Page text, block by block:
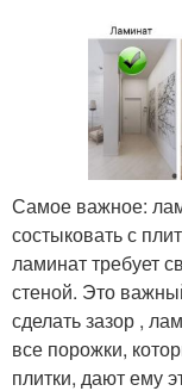
Самое важное:
состыковать с
ламинат требует
стеной. Это
сделать зазор ,
все порожки,
плитки, дают ему